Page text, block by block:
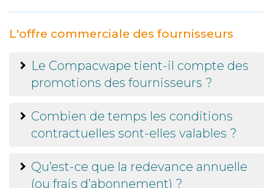
L'offre commerciale des fournisseurs
Le Compacwape tient-il compte des
promotions des fournisseurs ?
Combien de temps les conditions
contractuelles sont-elles valables ?
Qu’est-ce que la redevance annuelle
(ou frais d’abonnement) ?